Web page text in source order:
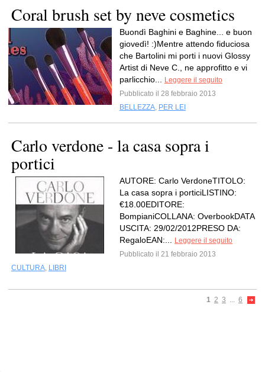
Coral brush set by neve cosmetics
Buondì Baghini e Baghine... e buon
giovedì! :)Mentre attendo fiduciosa
che Bartolini mi porti i nuovi Glossy
Artist di Neve C., ne approfitto e vi
parlicchio...
Leggere il seguito
Pubblicato il 28 febbraio 2013
BELLEZZA, PER LEI
Carlo verdone - la casa sopra i
portici
AUTORE: Carlo VerdoneTITOLO:
La casa sopra i porticiLISTINO:
€18.00EDITORE:
BompianiCOLLANA: OverbookDATA
USCITA: 29/02/2012PRESO DA:
RegaloEAN:...
Leggere il seguito
Pubblicato il 21 febbraio 2013
CULTURA, LIBRI
1 2 3 ... 6